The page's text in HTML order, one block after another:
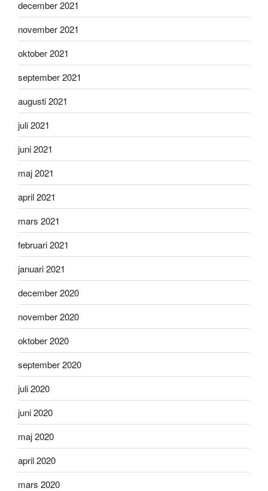
december 2021
november 2021
oktober 2021
september 2021
augusti 2021
juli 2021
juni 2021
maj 2021
april 2021
mars 2021
februari 2021
januari 2021
december 2020
november 2020
oktober 2020
september 2020
juli 2020
juni 2020
maj 2020
april 2020
mars 2020